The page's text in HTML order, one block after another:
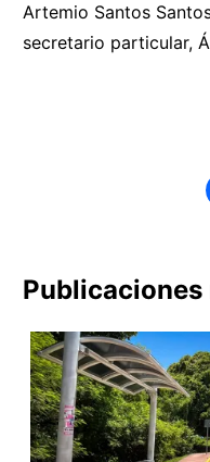
Artemio Santos
secretario particular,